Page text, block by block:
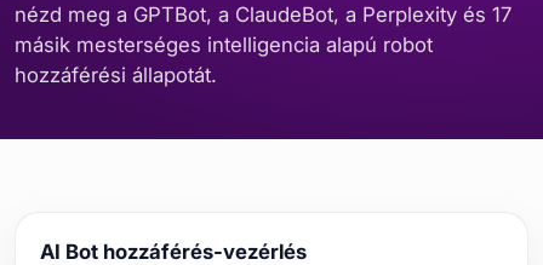
nézd meg a GPTBot, a ClaudeBot, a Perplexity és 17
másik mesterséges intelligencia alapú robot
hozzáférési állapotát.
AI Bot hozzáférés-vezérlés